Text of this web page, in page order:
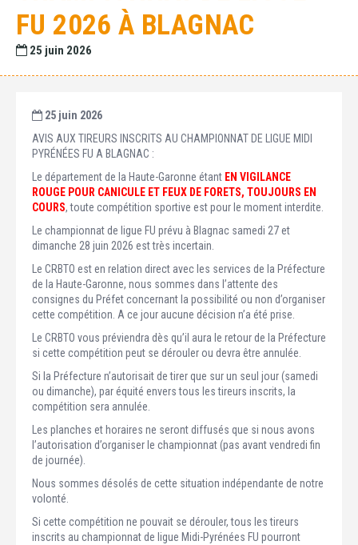
FU 2026 À BLAGNAC
25 juin 2026
25 juin 2026
AVIS AUX TIREURS INSCRITS AU CHAMPIONNAT DE LIGUE MIDI
PYRÉNÉES FU A BLAGNAC :
Le département de la Haute-Garonne étant EN VIGILANCE
ROUGE POUR CANICULE ET FEUX DE FORETS, TOUJOURS EN
COURS, toute compétition sportive est pour le moment interdite.
Le championnat de ligue FU prévu à Blagnac samedi 27 et
dimanche 28 juin 2026 est très incertain.
Le CRBTO est en relation direct avec les services de la Préfecture
de la Haute-Garonne, nous sommes dans l’attente des
consignes du Préfet concernant la possibilité ou non d’organiser
cette compétition. A ce jour aucune décision n’a été prise.
Le CRBTO vous préviendra dès qu’il aura le retour de la Préfecture
si cette compétition peut se dérouler ou devra être annulée.
Si la Préfecture n’autorisait de tirer que sur un seul jour (samedi
ou dimanche), par équité envers tous les tireurs inscrits, la
compétition sera annulée.
Les planches et horaires ne seront diffusés que si nous avons
l’autorisation d’organiser le championnat (pas avant vendredi fin
de journée).
Nous sommes désolés de cette situation indépendante de notre
volonté.
Si cette compétition ne pouvait se dérouler, tous les tireurs
inscrits au championnat de ligue Midi-Pyrénées FU pourront